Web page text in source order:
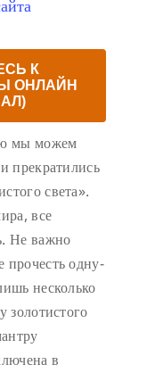
К
ОНЛАЙН
мы можем
прекратились
света».
все
Не важно
одну-
несколько
золотистого
в